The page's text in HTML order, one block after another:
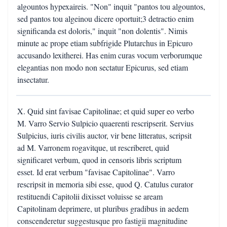
algountos hypexaireis. "Non" inquit "pantos tou algountos,
sed pantos tou algeinou dicere oportuit;3 detractio enim
significanda est doloris," inquit "non dolentis". Nimis
minute ac prope etiam subfrigide Plutarchus in Epicuro
accusando lexitherei. Has enim curas vocum verborumque
elegantias non modo non sectatur Epicurus, sed etiam
insectatur.
X. Quid sint favisae Capitolinae; et quid super eo verbo
M. Varro Servio Sulpicio quaerenti rescripserit. Servius
Sulpicius, iuris civilis auctor, vir bene litteratus, scripsit
ad M. Varronem rogavitque, ut rescriberet, quid
significaret verbum, quod in censoris libris scriptum
esset. Id erat verbum "favisae Capitolinae". Varro
rescripsit in memoria sibi esse, quod Q. Catulus curator
restituendi Capitolii dixisset voluisse se aream
Capitolinam deprimere, ut pluribus gradibus in aedem
conscenderetur suggestusque pro fastigii magnitudine